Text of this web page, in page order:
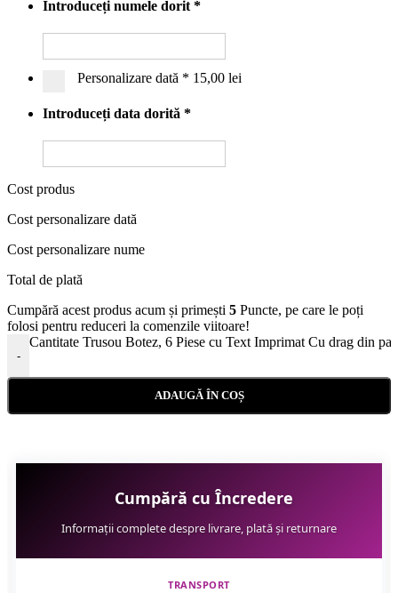
Introduceți numele dorit *
Personalizare dată * 15,00 lei
Introduceți data dorită *
Cost produs
Cost personalizare dată
Cost personalizare nume
Total de plată
Cumpără acest produs acum și primești 5 Puncte, pe care le poți
folosi pentru reduceri la comenzile viitoare!
-
Cantitate Trusou Botez, 6 Piese cu Text Imprimat Cu drag din
ADAUGĂ ÎN COȘ
Cumpără cu Încredere
Informații complete despre livrare, plată și returnare
TRANSPORT